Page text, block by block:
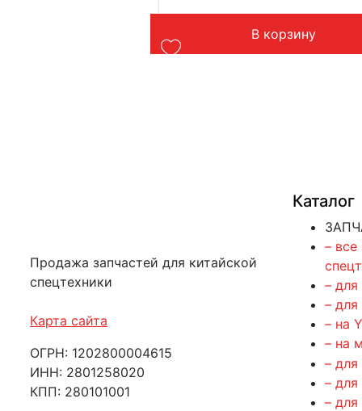
Производитель: Advanced
Подходит: Liugong CLG835H
Вес: до 1 кг
В корзину
Продажа запчастей для китайской
спецтехники
Карта сайта
ОГРН: 1202800004615
ИНН: 2801258020
КПП: 280101001
Каталог
– все
– для
–
– на
– на
–
–
– для